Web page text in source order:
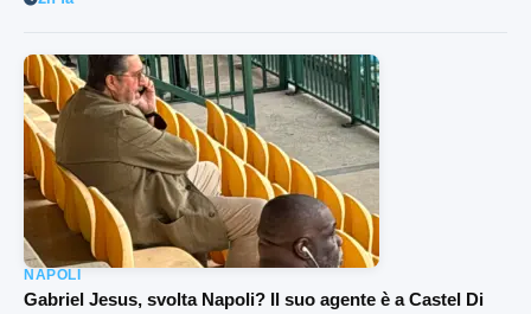
NAPOLI
Gabriel Jesus, svolta Napoli? Il suo agente è a Castel Di